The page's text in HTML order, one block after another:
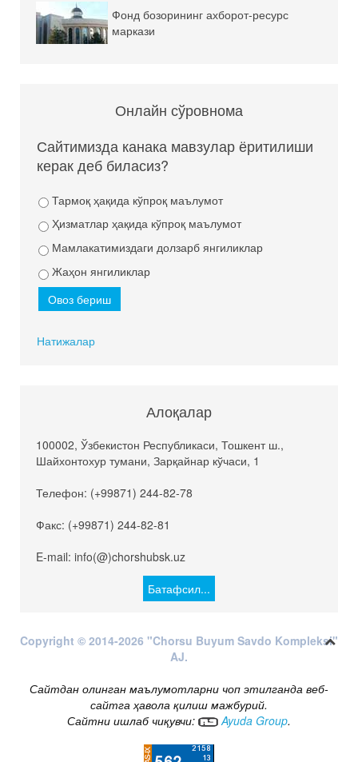
Фонд бозорининг ахборот-ресурс
маркази
Онлайн сўровнома
Сайтимизда канака мавзулар ёритилиши
керак деб биласиз?
Тармоқ ҳақида кўпроқ маълумот
Ҳизматлар ҳақида кўпроқ маълумот
Мамлакатимиздаги долзарб янгиликлар
Жаҳон янгиликлар
Натижалар
Алоқалар
100002, Ўзбекистон Республикаси, Тошкент ш.,
Шайхонтохур тумани, Зарқайнар кўчаси, 1
Телефон: (+99871) 244-82-78
Факс: (+99871) 244-82-81
E-mail: info(@)chorshubsk.uz
Батафсил...
Copyright © 2014-2026 "Chorsu Buyum Savdo Kompleksi"
AJ.
Сайтдан олинган маълумотларни чоп этилганда веб-
сайтга ҳавола қилиш мажбурий.
Сайтни ишлаб чиқувчи:
Ayuda Group.